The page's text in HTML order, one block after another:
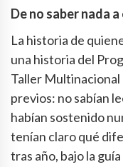
De no saber nada
La historia de
una historia del
Taller
previos: no sabían
habían sostenido
tenían claro qué
tras año, bajo la